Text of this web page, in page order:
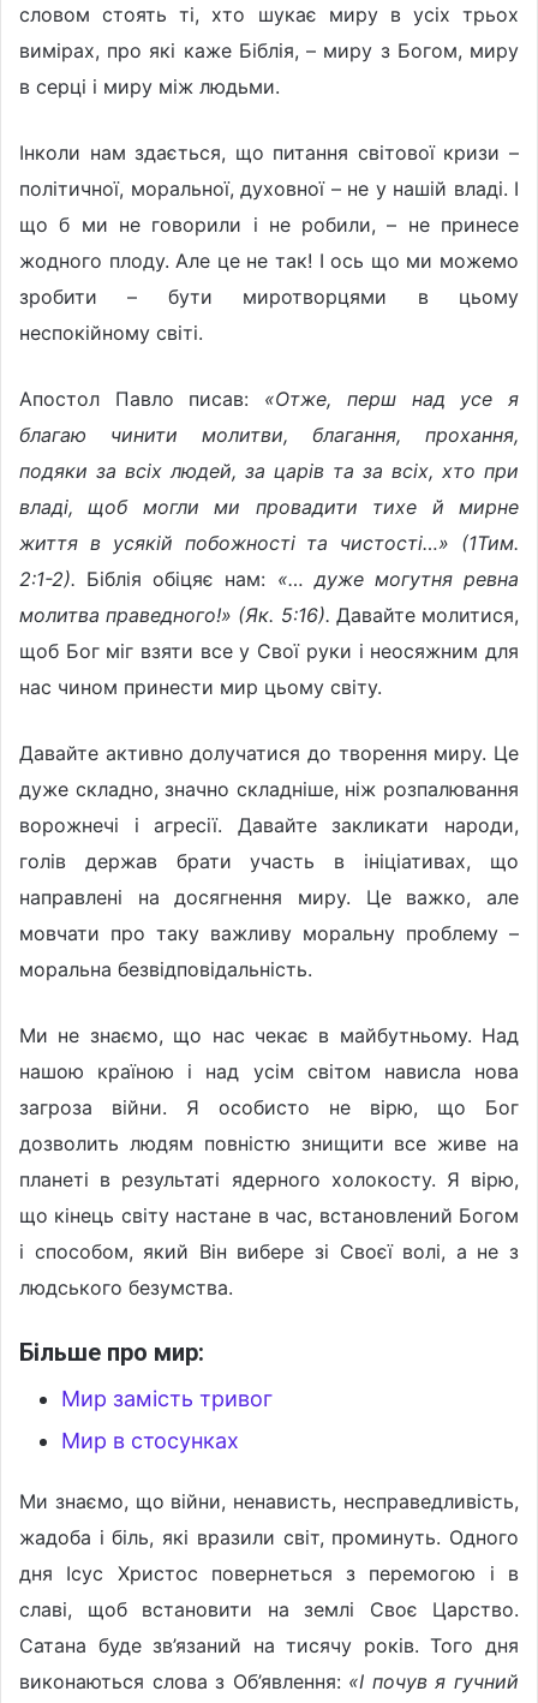
словом стоять ті, хто шукає миру в усіх трьох
вимірах, про які каже Біблія, – миру з Богом, миру
в серці і миру між людьми.
Інколи нам здається, що питання світової кризи –
політичної, моральної, духовної – не у нашій владі. І
що б ми не говорили і не робили, – не принесе
жодного плоду. Але це не так! І ось що ми можемо
зробити – бути миротворцями в цьому
неспокійному світі.
Апостол Павло писав: «Отже, перш над усе я
благаю чинити молитви, благання, прохання,
подяки за всіх людей, за царів та за всіх, хто при
владі, щоб могли ми провадити тихе й мирне
життя в усякій побожності та чистості…» (1Тим.
2:1-2). Біблія обіцяє нам: «… дуже могутня ревна
молитва праведного!» (Як. 5:16). Давайте молитися,
щоб Бог міг взяти все у Свої руки і неосяжним для
нас чином принести мир цьому світу.
Давайте активно долучатися до творення миру. Це
дуже складно, значно складніше, ніж розпалювання
ворожнечі і агресії. Давайте закликати народи,
голів держав брати участь в ініціативах, що
направлені на досягнення миру. Це важко, але
мовчати про таку важливу моральну проблему –
моральна безвідповідальність.
Ми не знаємо, що нас чекає в майбутньому. Над
нашою країною і над усім світом нависла нова
загроза війни. Я особисто не вірю, що Бог
дозволить людям повністю знищити все живе на
планеті в результаті ядерного холокосту. Я вірю,
що кінець світу настане в час, встановлений Богом
і способом, який Він вибере зі Своєї волі, а не з
людського безумства.
Більше про мир:
Мир замість тривог
Мир в стосунках
Ми знаємо, що війни, ненависть, несправедливість,
жадоба і біль, які вразили світ, проминуть. Одного
дня Ісус Христос повернеться з перемогою і в
славі, щоб встановити на землі Своє Царство.
Сатана буде зв’язаний на тисячу років. Того дня
виконаються слова з Об’явлення: «І почув я гучний